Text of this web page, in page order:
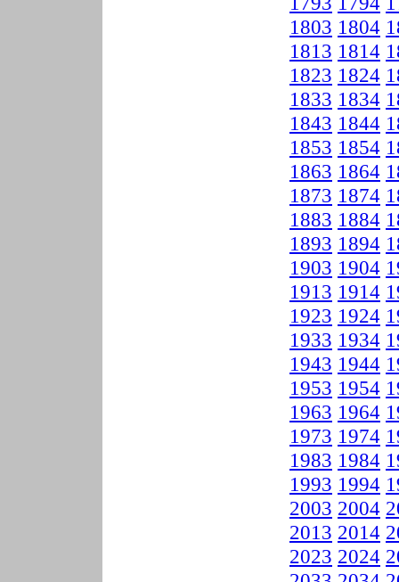
1803 1804
1813 1814
1823 1824
1833 1834
1843 1844
1853 1854
1863 1864
1873 1874
1883 1884
1893 1894
1903 1904
1913 1914
1923 1924
1933 1934
1943 1944
1953 1954
1963 1964
1973 1974
1983 1984
1993 1994
2003 2004
2013 2014
2023 2024